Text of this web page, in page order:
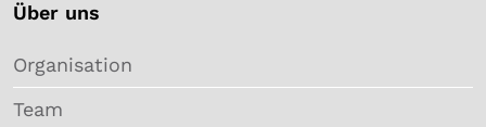
Über uns
Organisation
Team